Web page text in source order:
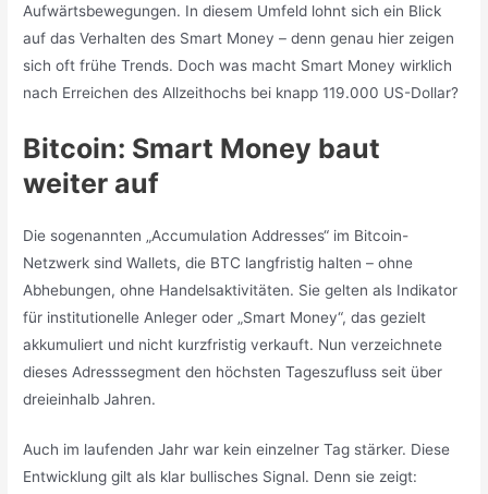
Aufwärtsbewegungen. In diesem Umfeld lohnt sich ein Blick
auf das Verhalten des Smart Money – denn genau hier zeigen
sich oft frühe Trends. Doch was macht Smart Money wirklich
nach Erreichen des Allzeithochs bei knapp 119.000 US-Dollar?
Bitcoin: Smart Money baut
weiter auf
Die sogenannten „Accumulation Addresses“ im Bitcoin-
Netzwerk sind Wallets, die BTC langfristig halten – ohne
Abhebungen, ohne Handelsaktivitäten. Sie gelten als Indikator
für institutionelle Anleger oder „Smart Money“, das gezielt
akkumuliert und nicht kurzfristig verkauft. Nun verzeichnete
dieses Adresssegment den höchsten Tageszufluss seit über
dreieinhalb Jahren.
Auch im laufenden Jahr war kein einzelner Tag stärker. Diese
Entwicklung gilt als klar bullisches Signal. Denn sie zeigt: